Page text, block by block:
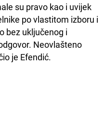
su pravo kao i uvijek
po vlastitom izboru i
bez uključenog i
Neovlašteno
je Efendić.